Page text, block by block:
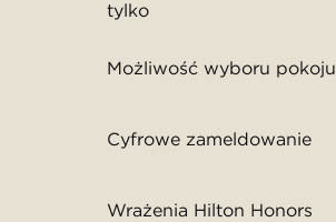
tylko
Możliwość wyboru pokoju
Cyfrowe zameldowanie
Wrażenia Hilton Honors